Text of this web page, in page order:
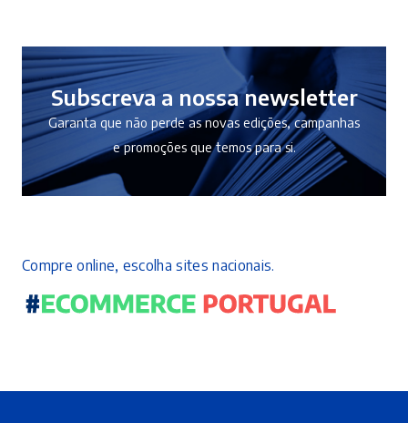
Subscreva a nossa newsletter
Garanta que não perde as novas edições, campanhas
e promoções que temos para si.
Compre online, escolha sites nacionais.